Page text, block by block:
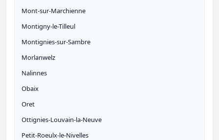
Mont-sur-Marchienne
Montigny-le-Tilleul
Montignies-sur-Sambre
Morlanwelz
Nalinnes
Obaix
Oret
Ottignies-Louvain-la-Neuve
Petit-Roeulx-le-Nivelles